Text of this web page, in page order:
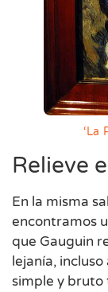
‘La
Relieve
En la misma
encontramos
que Gauguin
lejanía,
simple y bruto